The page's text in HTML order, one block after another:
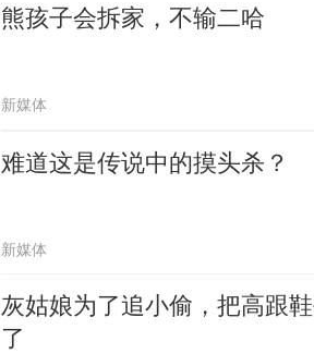
熊孩子会拆家，不输二哈
新媒体
难道这是传说中的摸头杀？
新媒体
灰姑娘为了追小偷，把高跟
了